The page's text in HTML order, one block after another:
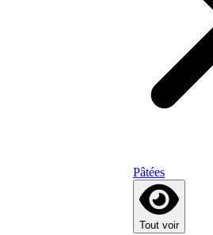
Pâtées
Tout voir